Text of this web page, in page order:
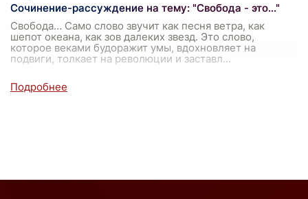
Сочинение-рассуждение на тему: "Свобода - это..."
Свобода… Само слово звучит как песня ветра, как
шепот океана, как зов далеких звезд. Это слово,
которое веками будоражит умы, вдохновляет на
подвиги, толкает на революции и заставл...